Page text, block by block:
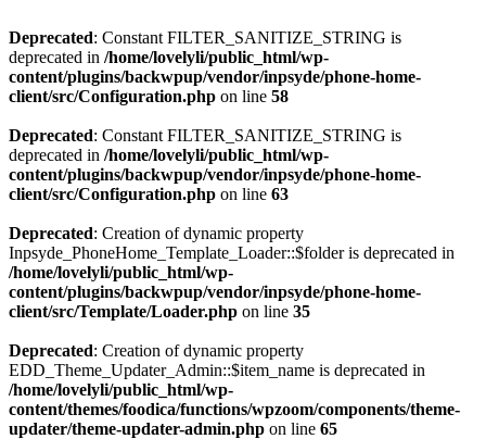
Deprecated: Constant FILTER_SANITIZE_STRING is
deprecated in /home/lovelyli/public_html/wp-
content/plugins/backwpup/vendor/inpsyde/phone-home-
client/src/Configuration.php on line 58
Deprecated: Constant FILTER_SANITIZE_STRING is
deprecated in /home/lovelyli/public_html/wp-
content/plugins/backwpup/vendor/inpsyde/phone-home-
client/src/Configuration.php on line 63
Deprecated: Creation of dynamic property
Inpsyde_PhoneHome_Template_Loader::$folder is deprecated in
/home/lovelyli/public_html/wp-
content/plugins/backwpup/vendor/inpsyde/phone-home-
client/src/Template/Loader.php on line 35
Deprecated: Creation of dynamic property
EDD_Theme_Updater_Admin::$item_name is deprecated in
/home/lovelyli/public_html/wp-
content/themes/foodica/functions/wpzoom/components/theme-
updater/theme-updater-admin.php on line 65